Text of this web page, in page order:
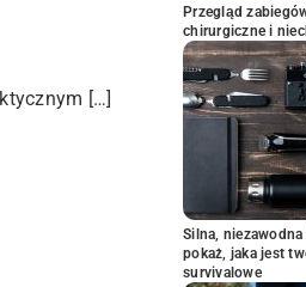
[…]
Przegląd
chirurgiczne i
Silna,
pokaż, jaka jest
survivalowe